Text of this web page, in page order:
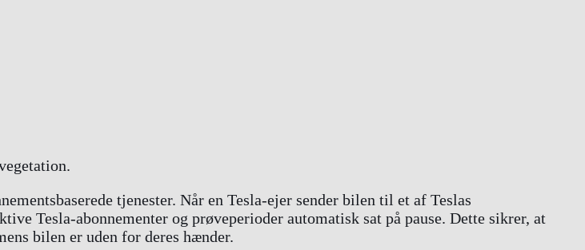
tjenester. Når en Tesla-ejer sender bilen til et af Teslas
Tesla-abonnementer og prøveperioder automatisk sat på pause. Dette sikrer, at
bilen er uden for deres hænder.